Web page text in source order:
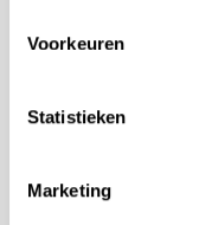
Voorkeuren
Statistieken
Marketing
Maison de